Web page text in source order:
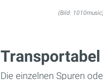
(Bild: 1010music)
Transportabel
Die einzelnen Spuren